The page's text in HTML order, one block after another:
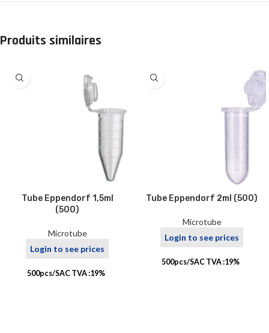
Produits similaires
Tube Eppendorf 1,5ml
(500)
Microtube
Login to see prices
500pcs/SAC TVA :19%
Tube Eppendorf 2ml (500)
Microtube
Login to see prices
500pcs/SAC TVA :19%